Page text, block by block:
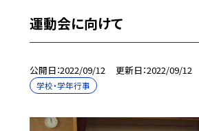
運動会に向けて
公開日 2022/09/12 更新日 2022/09/12
学校・学年行事